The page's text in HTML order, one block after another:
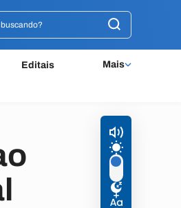
Editais Mais